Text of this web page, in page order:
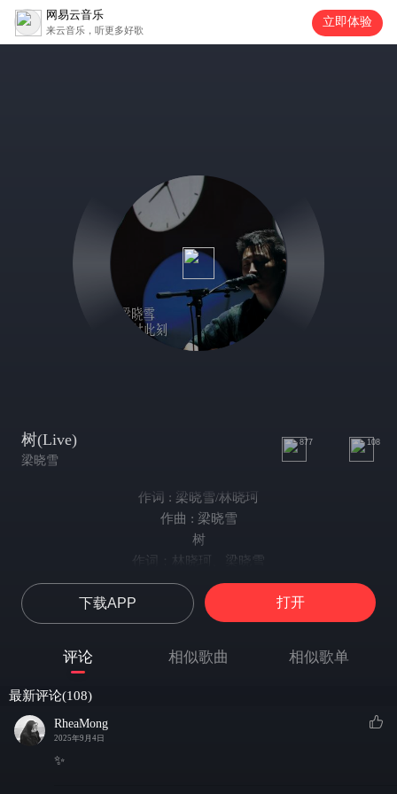
网易云音乐
来云音乐，听更多好歌
立即体验
树(Live)
梁晓雪
877 108
作词 : 梁晓雪/林晓珂
作曲 : 梁晓雪
树
作词：林晓珂、梁晓雪
作曲：梁晓雪
演唱：梁晓雪
阳光沐浴的背影
不知不觉我和你
下载APP 打开
评论 相似歌曲 相似歌单
最新评论(108)
RheaMong
2025年9月4日
✨